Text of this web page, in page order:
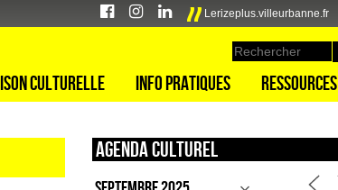
Lerizeplus.villeurbanne.fr
culturelle Info pratiques Ressources
Agenda culturel